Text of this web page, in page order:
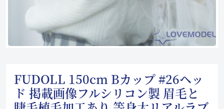
FUDOLL 150cm Bカップ #26ヘッ
ド 掲載画像フルシリコン製 眉毛と